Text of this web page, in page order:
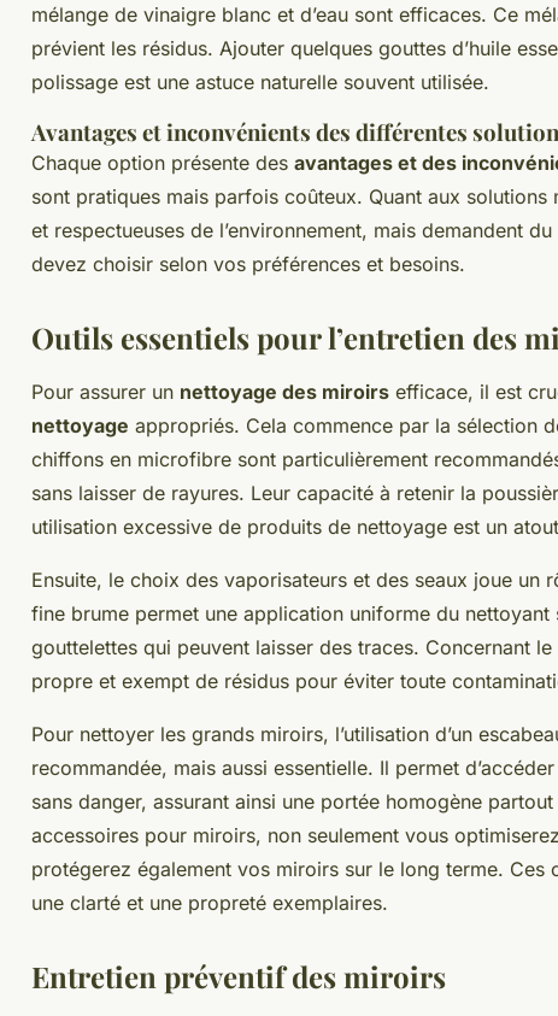
mélange de vinaigre blanc et d’eau sont efficaces. Ce
prévient les résidus. Ajouter quelques gouttes d’huile
polissage est une astuce naturelle souvent utilisée.
Avantages et inconvénients des différentes
Chaque option présente des avantages et des
sont pratiques mais parfois coûteux. Quant aux solutions
et respectueuses de l’environnement, mais demandent
devez choisir selon vos préférences et besoins.
Outils essentiels pour l’entretien des
Pour assurer un nettoyage des miroirs efficace, il est
nettoyage appropriés. Cela commence par la sélection
chiffons en microfibre sont particulièrement
sans laisser de rayures. Leur capacité à retenir la
utilisation excessive de produits de nettoyage est un
Ensuite, le choix des vaporisateurs et des seaux joue un
fine brume permet une application uniforme du
gouttelettes qui peuvent laisser des traces. Concernant le
propre et exempt de résidus pour éviter toute
Pour nettoyer les grands miroirs, l’utilisation d’un
recommandée, mais aussi essentielle. Il permet
sans danger, assurant ainsi une portée homogène
accessoires pour miroirs, non seulement vous
protégerez également vos miroirs sur le long terme. Ces
une clarté et une propreté exemplaires.
Entretien préventif des miroirs